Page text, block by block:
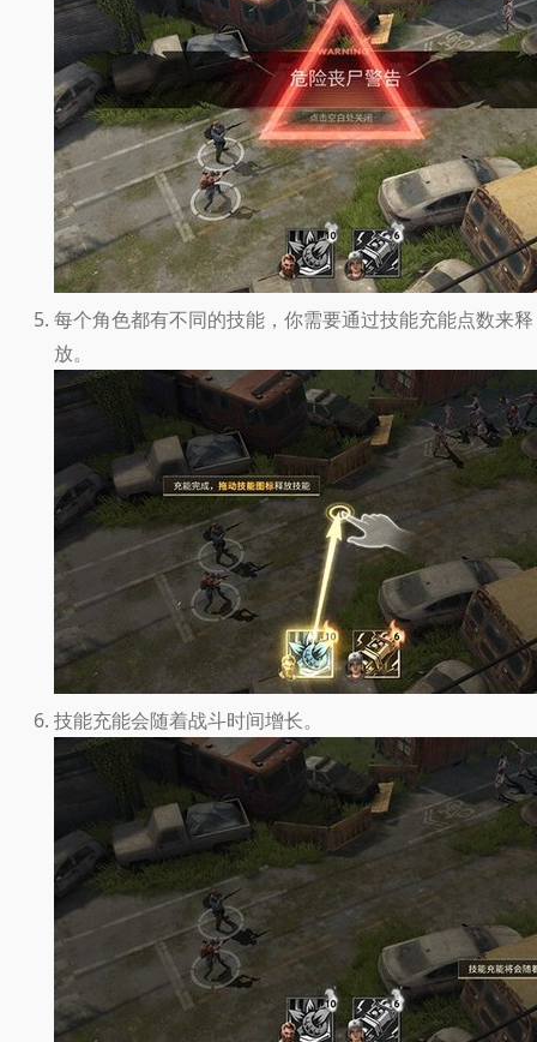
每个角色都有不同的技能，你需要通过技能充能点数来释
放。
技能充能会随着战斗时间增长。